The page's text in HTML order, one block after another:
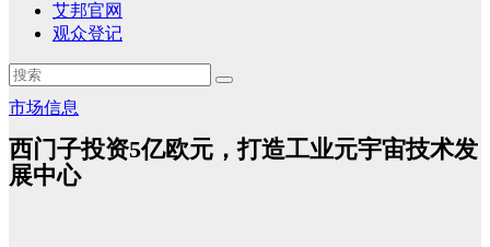
艾邦官网
观众登记
市场信息
西门子投资5亿欧元，打造工业元宇宙技术发
展中心